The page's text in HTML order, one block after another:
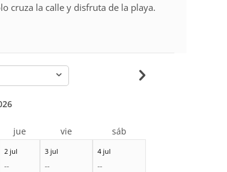
cruza la calle y disfruta de la playa.
2 jul
--
3 jul
--
4 jul
--
jue vie sáb